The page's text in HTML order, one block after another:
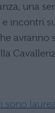
una
incontri
avranno
sono